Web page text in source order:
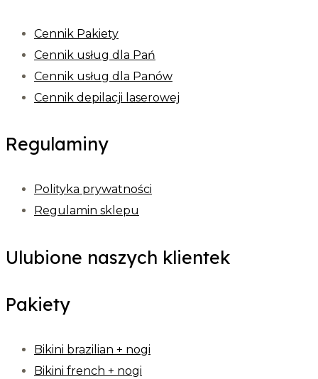
Cennik Pakiety
Cennik usług dla Pań
Cennik usług dla Panów
Cennik depilacji laserowej
Regulaminy
Polityka prywatności
Regulamin sklepu
Ulubione naszych klientek
Pakiety
Bikini brazilian + nogi
Bikini french + nogi